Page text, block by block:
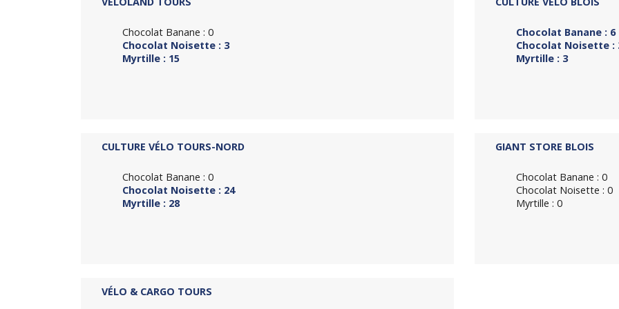
Chocolat Banane : 0
Chocolat Noisette : 3
Myrtille : 15
Chocolat Banane : 6
Chocolat Noisette :
Myrtille : 3
CULTURE VÉLO TOURS-NORD
Chocolat Banane : 0
Chocolat Noisette : 24
Myrtille : 28
GIANT STORE BLOIS
Chocolat Banane : 0
Chocolat Noisette : 0
Myrtille : 0
VÉLO & CARGO TOURS